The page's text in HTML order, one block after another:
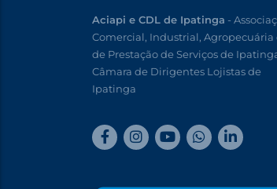
Aciapi e CDL de Ipatinga -
Comercial, Industrial, Agropecuária
de Prestação de Serviços de
Câmara de Dirigentes Lojistas de
Ipatinga